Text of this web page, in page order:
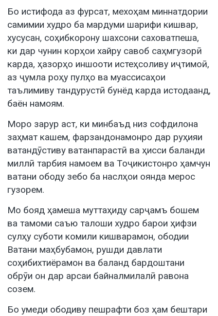
Бо истифода аз фурсат, мехоҳам миннатдории
самимии худро ба мардуми шарифи кишвар,
хусусан, соҳибкорону шахсони саховатпеша,
ки дар чунин корҳои хайру савоб саҳмгузорӣ
карда, ҳазорҳо иншооти истеҳсоливу иҷтимоӣ,
аз ҷумла роҳу пулҳо ва муассисаҳои
таълимиву тандурустӣ бунёд карда истодаанд,
баён намоям.
Моро зарур аст, ки минбаъд низ софдилона
заҳмат кашем, фарзандонамонро дар руҳияи
ватандӯстиву ватанпарастӣ ва ҳисси баланди
миллӣ тарбия намоем ва Тоҷикистонро ҳамчун
ватани ободу зебо ба наслҳои оянда мерос
гузорем.
Мо бояд ҳамеша муттаҳиду сарҷамъ бошем
ва тамоми саъю талоши худро барои ҳифзи
сулҳу суботи комили кишварамон, ободии
Ватани маҳбубамон, рушди давлати
соҳибихтиёрамон ва баланд бардоштани
обрӯи он дар арсаи байналмилалӣ равона
созем.
Бо умеди ободиву пешрафти боз ҳам бештари